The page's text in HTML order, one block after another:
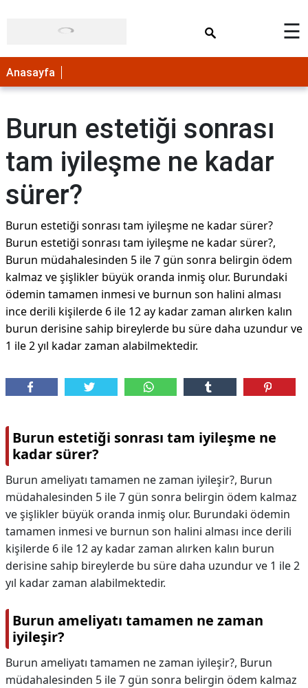
☰
Anasayfa
Burun estetiği sonrası
tam iyileşme ne kadar
sürer?
Burun estetiği sonrası tam iyileşme ne kadar sürer?
Burun estetiği sonrası tam iyileşme ne kadar sürer?,
Burun müdahalesinden 5 ile 7 gün sonra belirgin ödem
kalmaz ve şişlikler büyük oranda inmiş olur. Burundaki
ödemin tamamen inmesi ve burnun son halini alması
ince derili kişilerde 6 ile 12 ay kadar zaman alırken kalın
burun derisine sahip bireylerde bu süre daha uzundur ve
1 ile 2 yıl kadar zaman alabilmektedir.
Burun estetiği sonrası tam iyileşme ne
kadar sürer?
Burun ameliyatı tamamen ne zaman iyileşir?, Burun
müdahalesinden 5 ile 7 gün sonra belirgin ödem kalmaz
ve şişlikler büyük oranda inmiş olur. Burundaki ödemin
tamamen inmesi ve burnun son halini alması ince derili
kişilerde 6 ile 12 ay kadar zaman alırken kalın burun
derisine sahip bireylerde bu süre daha uzundur ve 1 ile 2
yıl kadar zaman alabilmektedir.
Burun ameliyatı tamamen ne zaman
iyileşir?
Burun ameliyatı tamamen ne zaman iyileşir?, Burun
müdahalesinden 5 ile 7 gün sonra belirgin ödem kalmaz